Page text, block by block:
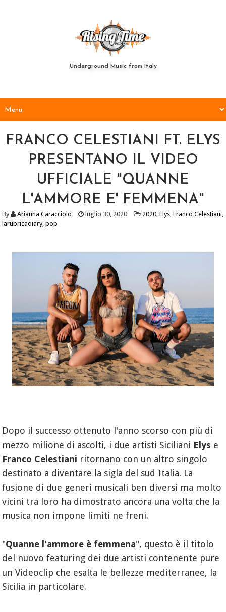
Underground Music from Italy
FRANCO CELESTIANI FT. ELYS
PRESENTANO IL VIDEO
UFFICIALE "QUANNE
L'AMMORE E' FEMMENA"
By Arianna Caracciolo luglio 30, 2020 2020,Elys,Franco Celestiani,
larubricadiary,pop
Dopo il successo ottenuto l'anno scorso con più di
mezzo milione di ascolti, i due artisti Siciliani Elys e
Franco Celestiani ritornano con un altro singolo
destinato a diventare la sigla del sud Italia. La
fusione di due generi musicali ben diversi ma molto
vicini tra loro ha dimostrato ancora una volta che la
musica non impone limiti ne freni.
"Quanne l'ammore è femmena", questo è il titolo
del nuovo featuring dei due artisti contenente pure
un Videoclip che esalta le bellezze mediterranee, la
Sicilia in particolare.